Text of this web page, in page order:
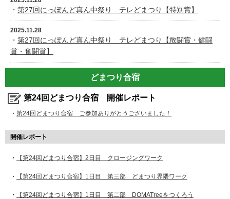
・ 第27回にっぽんど真ん中祭り テレどまつり【特別賞】
2025.11.28
・ 第27回にっぽんど真ん中祭り テレどまつり【敢闘賞・健闘
賞・奮闘賞】
どまつり合宿
第24回どまつり合宿 開催レポート
・ 第24回どまつり合宿 ご参加ありがとうございました！
開催レポート
・ 【第24回どまつり合宿】2日目 クロージングワーク
・ 【第24回どまつり合宿】1日目 第三部 どまつり界隈ワーク
・ 【第24回どまつり合宿】1日目 第二部 DOMATreeをつくろう